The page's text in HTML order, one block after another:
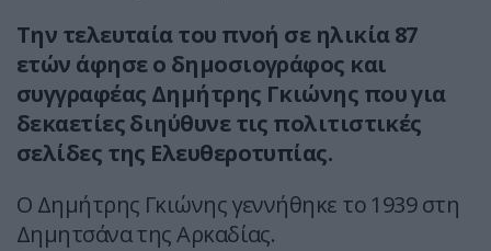
Την τελευταία του πνοή σε ηλικία 87
ετών άφησε ο δημοσιογράφος και
συγγραφέας Δημήτρης Γκιώνης που για
δεκαετίες διηύθυνε τις πολιτιστικές
σελίδες της Ελευθεροτυπίας.
Ο Δημήτρης Γκιώνης γεννήθηκε το 1939 στη
Δημητσάνα της Αρκαδίας.